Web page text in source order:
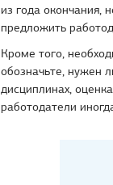
из года окончания,
предложить
Кроме того,
обозначьте, нужен
дисциплинах,
работодатели